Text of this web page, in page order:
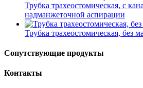
Трубка трахеостомическая, с
надманжеточной аспирации
Трубка трахеостомическая, без
Сопутствующие продукты
Контакты